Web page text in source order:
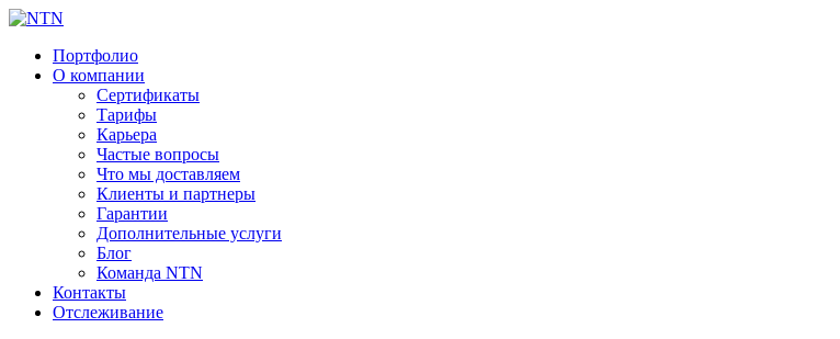
Портфолио
О компании
Сертификаты
Тарифы
Карьера
Частые вопросы
Что мы доставляем
Клиенты и партнеры
Гарантии
Дополнительные услуги
Блог
Команда NTN
Контакты
Отслеживание